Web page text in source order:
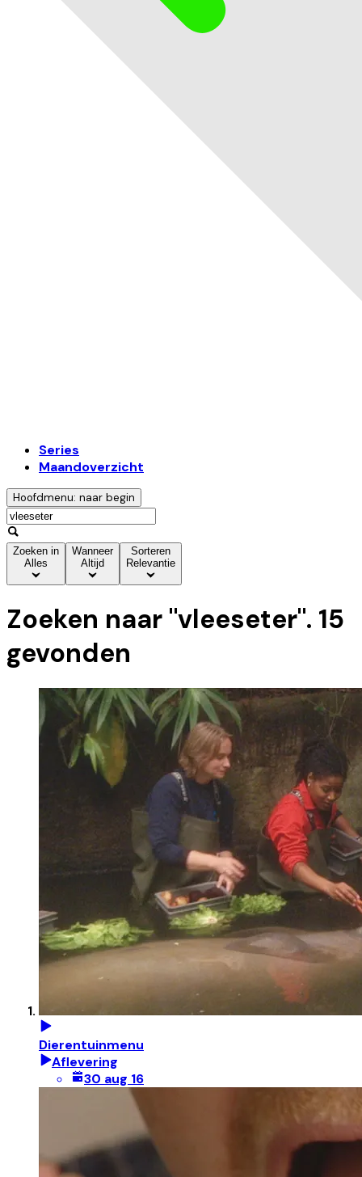
Series
Maandoverzicht
Hoofdmenu: naar begin
Zoeken in
Alles
Wanneer
Altijd
Sorteren
Relevantie
Zoeken naar "vleeseter". 15
gevonden
Dierentuinmenu
Aflevering
30 aug 16